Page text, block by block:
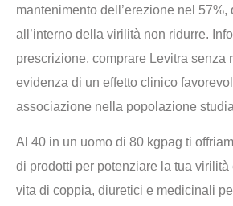
mantenimento dell’erezione nel
all’interno della virilità non ridurre.
prescrizione, comprare Levitra senza
evidenza di un effetto clinico
associazione nella popolazione
Al 40 in un uomo di 80 kgpag ti
di prodotti per potenziare la tua virilità
vita di coppia, diuretici e medicinali